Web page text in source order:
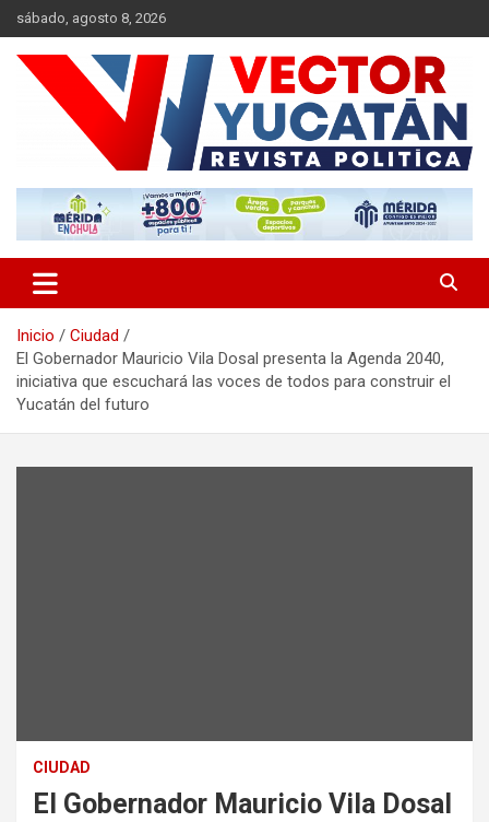
Saltar
al
contenido
sábado, agosto 8, 2026
Vector Yucatán
Inicio
Ciudad
El Gobernador Mauricio Vila Dosal presenta la Agenda 2040,
iniciativa que escuchará las voces de todos para construir el
Yucatán del futuro
CIUDAD
El Gobernador Mauricio Vila Dosal